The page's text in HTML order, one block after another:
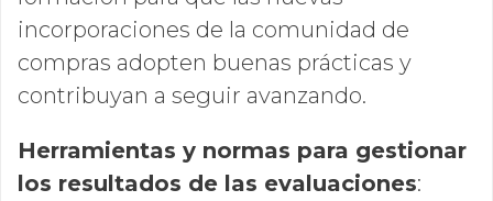
incorporaciones de la comunidad de
compras adopten buenas prácticas y
contribuyan a seguir avanzando.
Herramientas y normas para gestionar
los resultados de las evaluaciones: